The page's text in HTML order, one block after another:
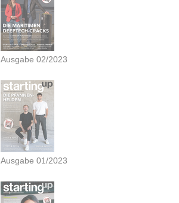
Ausgabe 02/2023
Ausgabe 01/2023